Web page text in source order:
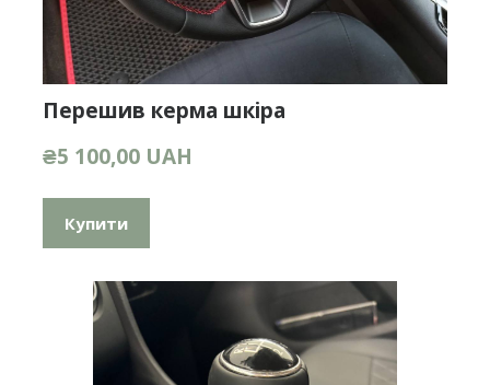
Перешив керма шкіра
₴5 100,00 UAH
Купити